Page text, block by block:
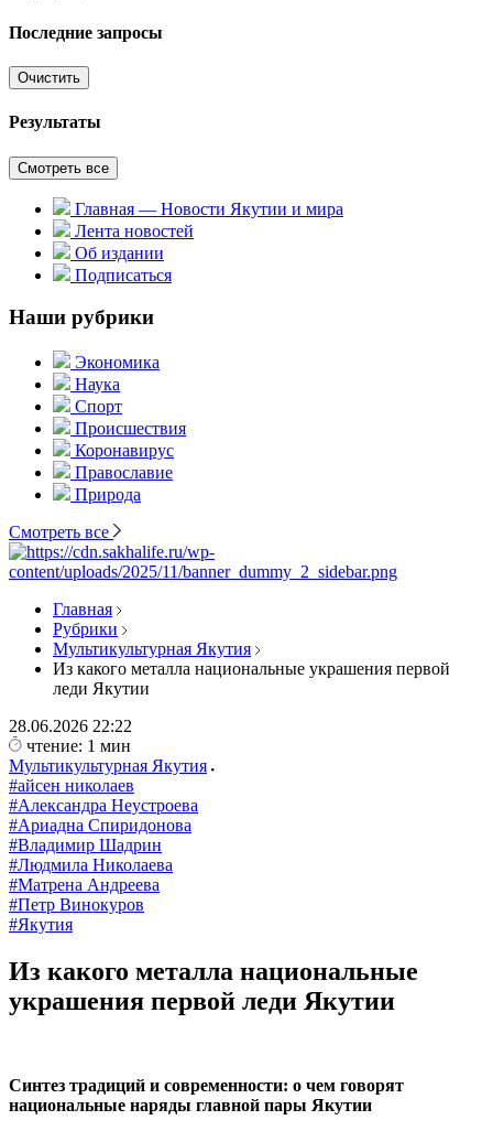
Последние запросы
Очистить
Результаты
Смотреть все
Главная — Новости Якутии и мира
Лента новостей
Об издании
Подписаться
Наши рубрики
Экономика
Наука
Спорт
Происшествия
Коронавирус
Православие
Природа
Смотреть все
Главная
Рубрики
Мультикультурная Якутия
Из какого металла национальные украшения первой
леди Якутии
28.06.2026 22:22
чтение: 1 мин
Мультикультурная Якутия
#айсен николаев
#Александра Неустроева
#Ариадна Спиридонова
#Владимир Шадрин
#Людмила Николаева
#Матрена Андреева
#Петр Винокуров
#Якутия
Из какого металла национальные
украшения первой леди Якутии
Синтез традиций и современности: о чем говорят
национальные наряды главной пары Якутии